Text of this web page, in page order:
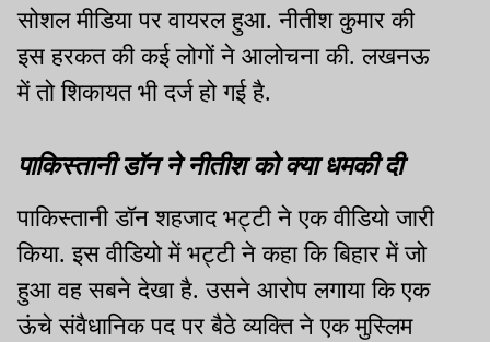
सोशल मीडिया पर वायरल हुआ. नीतीश कुमार की
इस हरकत की कई लोगों ने आलोचना की. लखनऊ
में तो शिकायत भी दर्ज हो गई है.
पाकिस्तानी डॉन ने नीतीश को क्या धमकी दी
पाकिस्तानी डॉन शहजाद भट्टी ने एक वीडियो जारी
किया. इस वीडियो में भट्टी ने कहा कि बिहार में जो
हुआ वह सबने देखा है. उसने आरोप लगाया कि एक
ऊंचे संवैधानिक पद पर बैठे व्यक्ति ने एक मुस्लिम